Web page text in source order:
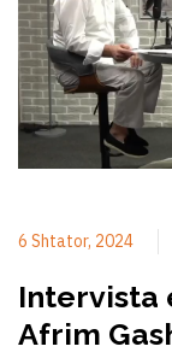
6 Shtator, 2024
Intervista
Afrim